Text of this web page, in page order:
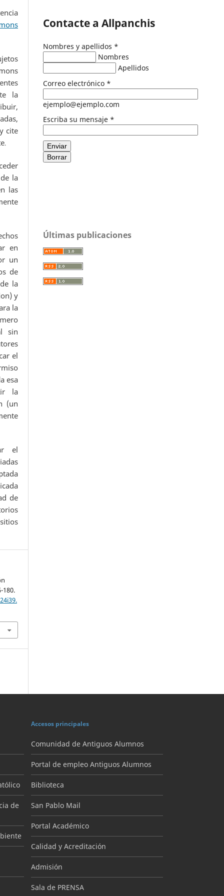
la
cite
.
la
las
en
un
de
la
y
la
sin
el
esa
la
(un
el
de
180.
Contacte a Allpanchis
Nombres y apellidos *
Nombres
Apellidos
Correo electrónico *
ejemplo@ejemplo.com
Escriba su mensaje *
Enviar
Borrar
Últimas publicaciones
de
Accesos principales
Comunidad de Antiguos Alumnos
Portal de empleo Antiguos Alumnos
Biblioteca
San Pablo Mail
Portal Académico
Calidad y Acreditación
Admisión
Sala de PRENSA